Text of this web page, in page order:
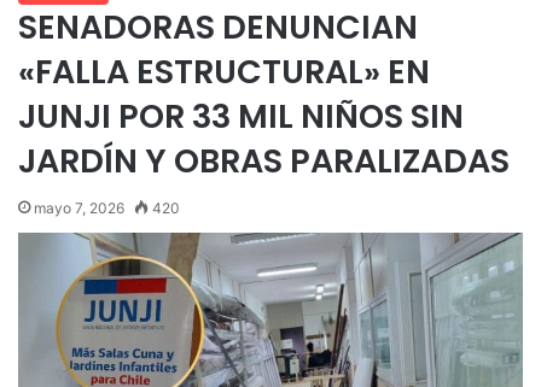
SENADORAS DENUNCIAN
«FALLA ESTRUCTURAL» EN
JUNJI POR 33 MIL NIÑOS SIN
JARDÍN Y OBRAS PARALIZADAS
mayo 7, 2026 420